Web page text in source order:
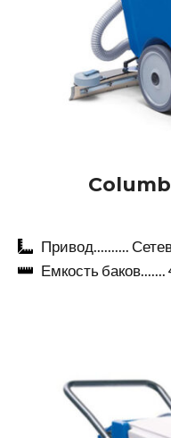
Привод..........
Емкость